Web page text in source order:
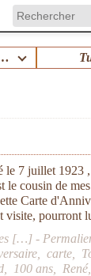
Joyeuse en Famille" !
le 7 juillet 1923
le cousin de
Carte
visite, pourront
[…] -
,carte
100 ans René,